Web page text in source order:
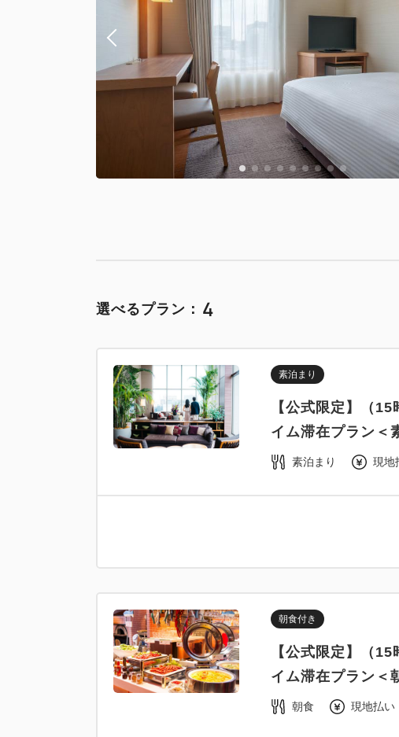
選べるプラン： 4
素泊まり
【公式限定】（
イム滞在プラン＜
素泊まり 現地
朝食付き
【公式限定】（
イム滞在プラン＜
朝食 現地払い